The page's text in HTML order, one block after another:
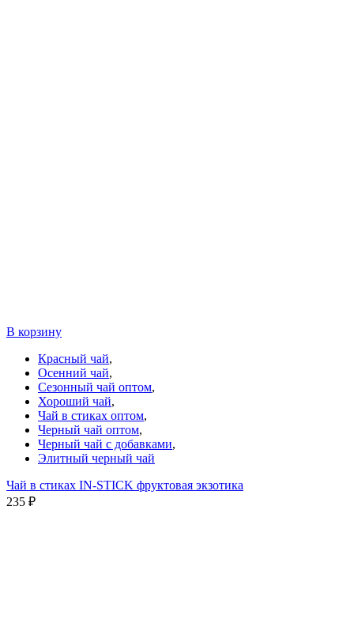
В корзину
Красный чай,
Осенний чай,
Сезонный чай оптом,
Хороший чай,
Чай в стиках оптом,
Черный чай оптом,
Черный чай с добавками,
Элитный черный чай
Чай в стиках IN-STICK фруктовая экзотика
235 ₽